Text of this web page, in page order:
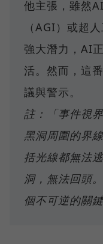
他主張，雖然
（AGI）或超
強大潛力，AI
活。然而，這
議與警示。
註：「事件視
黑洞周圍的界
括光線都無法
洞，無法回頭
個不可逆的關鍵